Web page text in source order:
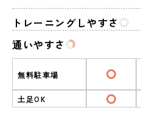
トレーニングしやすさ
通いやすさ
無料駐車場
土足OK